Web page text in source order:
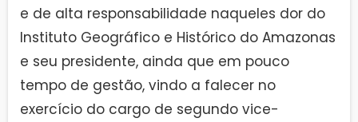
e de alta responsabilidade naqueles dor do
Instituto Geográfico e Histórico do Amazonas
e seu presidente, ainda que em pouco
tempo de gestão, vindo a falecer no
exercício do cargo de segundo vice-